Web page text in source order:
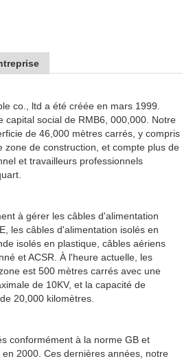
co., ltd a été créée en mars 1999.
capital social de RMB6, 000,000. Notre
de 46,000 mètres carrés, y compris
zone de construction, et compte plus de
et travailleurs professionnels
à gérer les câbles d'alimentation
les câbles d'alimentation isolés en
isolés en plastique, câbles aériens
et ACSR. À l'heure actuelle, les
est 500 mètres carrés avec une
de 10KV, et la capacité de
20,000 kilomètres.
conformément à la norme GB et
2000. Ces dernières années, notre